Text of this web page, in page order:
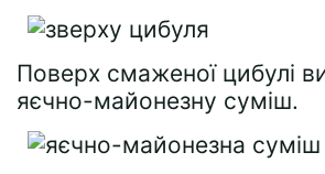
Поверх смаженої цибулі
яєчно-майонезну суміш.